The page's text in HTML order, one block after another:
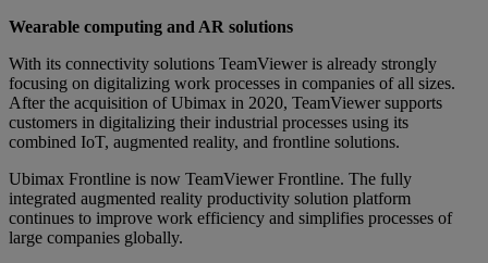
Wearable computing and AR solutions
With its connectivity solutions TeamViewer is already strongly
focusing on digitalizing work processes in companies of all sizes.
After the acquisition of Ubimax in 2020, TeamViewer supports
customers in digitalizing their industrial processes using its
combined IoT, augmented reality, and frontline solutions.
Ubimax Frontline is now TeamViewer Frontline. The fully
integrated augmented reality productivity solution platform
continues to improve work efficiency and simplifies processes of
large companies globally.